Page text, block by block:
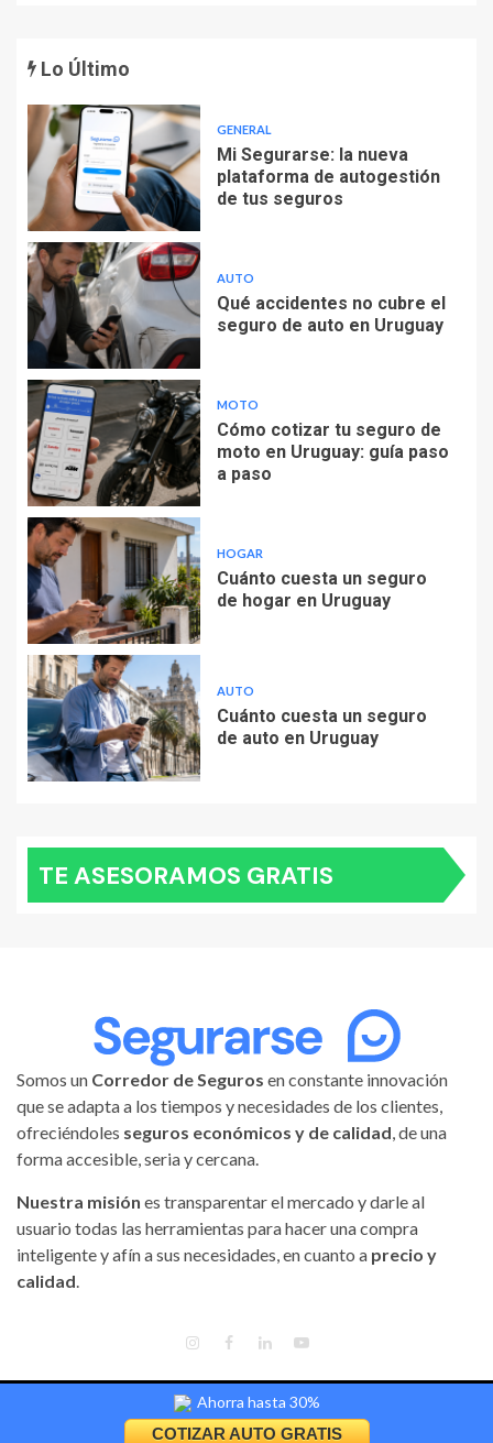
Ahorra hasta 30%
COTIZAR AUTO GRATIS
Lo Último
GENERAL
Mi Segurarse: la nueva
plataforma de autogestión
de tus seguros
AUTO
Qué accidentes no cubre el
seguro de auto en Uruguay
MOTO
Cómo cotizar tu seguro de
moto en Uruguay: guía paso
a paso
HOGAR
Cuánto cuesta un seguro
de hogar en Uruguay
AUTO
Cuánto cuesta un seguro
de auto en Uruguay
TE ASESORAMOS GRATIS
Somos un Corredor de Seguros en constante innovación
que se adapta a los tiempos y necesidades de los clientes,
ofreciéndoles seguros económicos y de calidad, de una
forma accesible, seria y cercana.
Nuestra misión es transparentar el mercado y darle al
usuario todas las herramientas para hacer una compra
inteligente y afín a sus necesidades, en cuanto a precio y
calidad.
INSTAGRAM
FACEBOOK
LINKEDIN
YOUTUBE
Segurarse | Todos los derechos reservados.
themes.